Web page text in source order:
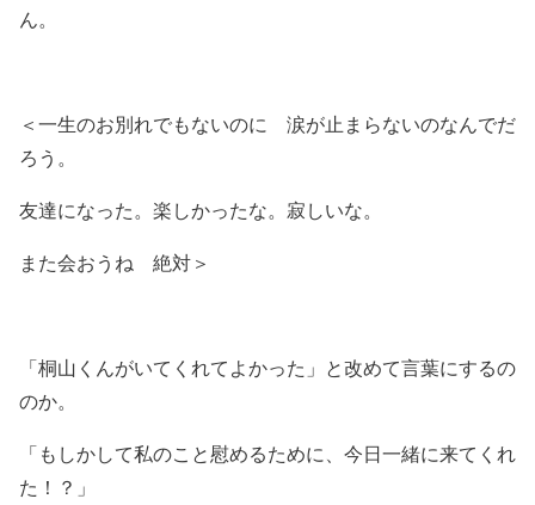
ん。
＜一生のお別れでもないのに 涙が止まらないのなんでだ
ろう。
友達になった。楽しかったな。寂しいな。
また会おうね 絶対＞
「桐山くんがいてくれてよかった」と改めて言葉にするの
のか。
「もしかして私のこと慰めるために、今日一緒に来てくれ
た！？」